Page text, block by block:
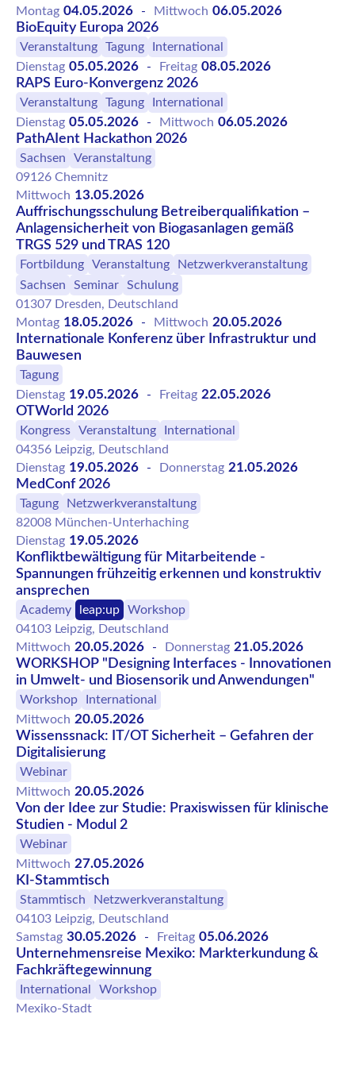
Montag 04.05.2026 - Mittwoch 06.05.2026
BioEquity Europa 2026
Veranstaltung Tagung
International
Dienstag 05.05.2026 - Freitag 08.05.2026
RAPS Euro-Konvergenz 2026
Veranstaltung Tagung
International
Dienstag 05.05.2026 - Mittwoch 06.05.2026
PathAIent Hackathon 2026
Sachsen
Veranstaltung
09126 Chemnitz
Mittwoch 13.05.2026
Auffrischungsschulung Betreiberqualifikation –
Anlagensicherheit von Biogasanlagen gemäß
TRGS 529 und TRAS 120
Fortbildung Veranstaltung
Netzwerkveranstaltung
Sachsen
Seminar
Schulung
01307 Dresden, Deutschland
Montag 18.05.2026 - Mittwoch 20.05.2026
Internationale Konferenz über Infrastruktur und
Bauwesen
Tagung
Dienstag 19.05.2026 - Freitag 22.05.2026
OTWorld 2026
Kongress Veranstaltung
International
04356 Leipzig, Deutschland
Dienstag 19.05.2026 - Donnerstag 21.05.2026
MedConf 2026
Tagung
Netzwerkveranstaltung
82008 München-Unterhaching
Dienstag 19.05.2026
Konfliktbewältigung für Mitarbeitende -
Spannungen frühzeitig erkennen und konstruktiv
ansprechen
Academy leap:up
Workshop
04103 Leipzig, Deutschland
Mittwoch 20.05.2026 - Donnerstag 21.05.2026
WORKSHOP "Designing Interfaces - Innovationen
in Umwelt- und Biosensorik und Anwendungen"
Workshop
International
Mittwoch 20.05.2026
Wissenssnack: IT/OT Sicherheit – Gefahren der
Digitalisierung
Webinar
Mittwoch 20.05.2026
Von der Idee zur Studie: Praxiswissen für klinische
Studien - Modul 2
Webinar
Mittwoch 27.05.2026
KI-Stammtisch
Stammtisch
Netzwerkveranstaltung
04103 Leipzig, Deutschland
Samstag 30.05.2026 - Freitag 05.06.2026
Unternehmensreise Mexiko: Markterkundung &
Fachkräftegewinnung
International
Workshop
Mexiko-Stadt